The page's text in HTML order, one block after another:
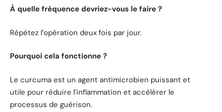
À quelle fréquence devriez-vous le faire ?
Répétez l’opération deux fois par jour.
Pourquoi cela fonctionne ?
Le curcuma est un agent antimicrobien puissant et
utile pour réduire l’inflammation et accélérer le
processus de guérison.